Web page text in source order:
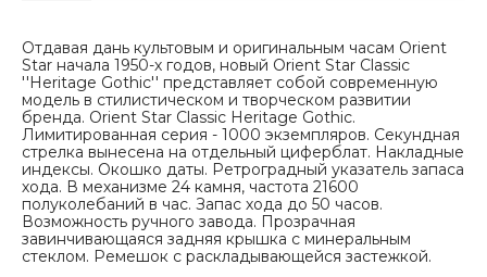
Отдавая дань культовым и оригинальным часам Orient
Star начала 1950-х годов, новый Orient Star Classic
''Heritage Gothic'' представляет собой современную
модель в стилистическом и творческом развитии
бренда. Orient Star Classic Heritage Gothic.
Лимитированная серия - 1000 экземпляров. Секундная
стрелка вынесена на отдельный циферблат. Накладные
индексы. Окошко даты. Ретроградный указатель запаса
хода. В механизме 24 камня, частота 21600
полуколебаний в час. Запас хода до 50 часов.
Возможность ручного завода. Прозрачная
завинчивающаяся задняя крышка с минеральным
стеклом. Ремешок с раскладывающейся застежкой.